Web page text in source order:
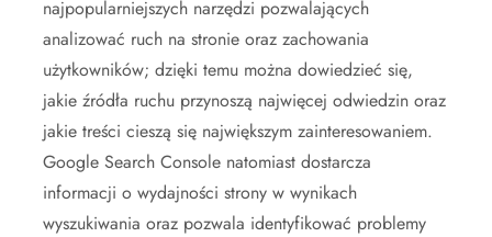
najpopularniejszych narzędzi pozwalających
analizować ruch na stronie oraz zachowania
użytkowników; dzięki temu można dowiedzieć się,
jakie źródła ruchu przynoszą najwięcej odwiedzin oraz
jakie treści cieszą się największym zainteresowaniem.
Google Search Console natomiast dostarcza
informacji o wydajności strony w wynikach
wyszukiwania oraz pozwala identyfikować problemy